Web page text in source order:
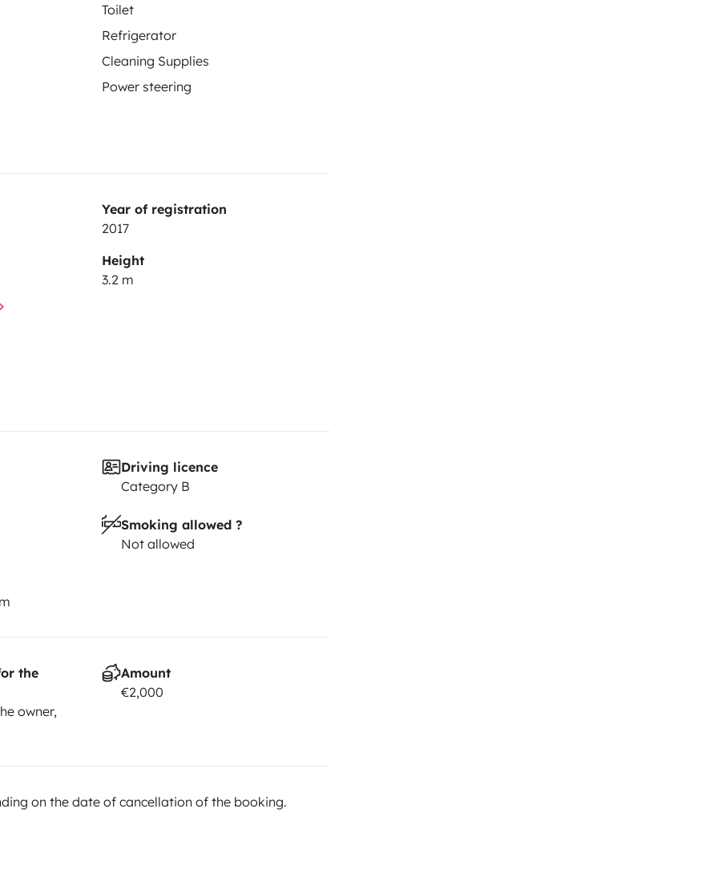
chaleureuse et lumineuse
tomber en panne
électroménagers et recharger
outils, etc.
Toilet
Refrigerator
Cleaning Supplies
Power steering
Year of registration
2017
Height
3.2 m
Driving licence
Category B
Smoking allowed ?
Not allowed
the
owner,
Amount
€2,000
on the date of cancellation of the booking.